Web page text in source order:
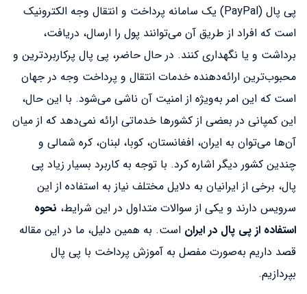
پی پال (PayPal) یک سامانه پرداخت و انتقال وجه الکترونیک
است که افراد از طریق آن می‌توانند پول را ارسال، دریافت،
برداشت و یا نگهداری کنند. در حال حاضر، پی پال پرکاربردترین و
محبوب‌ترین ارائه‌دهنده خدمات انتقال و پرداخت وجه در جهان
است که این امر به‌ویژه از امنیت آن ناشی می‌شود. با این حال،
این کمپانی در بعضی از کشورها خدماتی ارائه نمی‌دهد که از میان
آن‌ها می‌توان به ایران، افغانستان، کوبا، لبنان، کره شمالی و
چندین کشور دیگر اشاره کرد. با توجه به کاربرد بسیار زیاد پی
پال، برخی از ایرانیان به دلایل مختلف نیاز به استفاده از این
سرویس دارند و یکی از سوالات متداول در این شرایط، نحوه
استفاده از پی پال در ایران است. به همین دلیل، ما در این مقاله
قصد داریم به‌صورت مفصل به آموزش پرداخت با پی پال
بپردازیم.